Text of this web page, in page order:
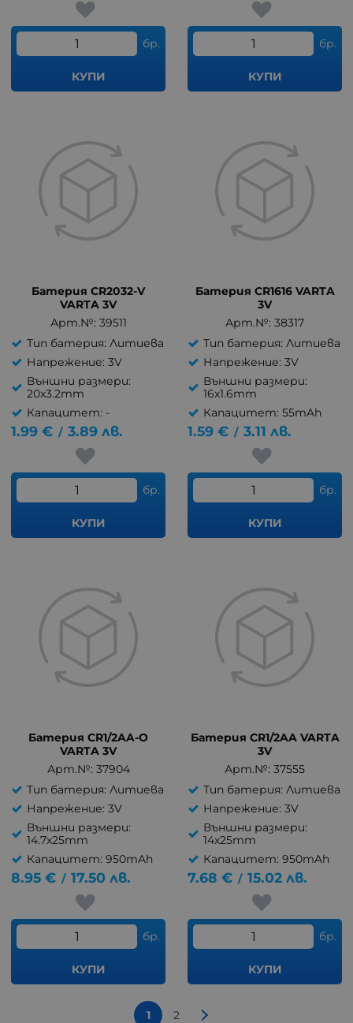
бр.
КУПИ
бр.
КУПИ
Батерия CR2032-V
VARTA 3V
Арт.№: 39511
Тип батерия: Литиева
Напрежение: 3V
Външни размери:
20x3.2mm
Капацитет: -
1.99 € / 3.89 лв.
бр.
КУПИ
Батерия CR1616 VARTA
3V
Арт.№: 38317
Тип батерия: Литиева
Напрежение: 3V
Външни размери:
16x1.6mm
Капацитет: 55mAh
1.59 € / 3.11 лв.
бр.
КУПИ
Батерия CR1/2AA-O
VARTA 3V
Арт.№: 37904
Тип батерия: Литиева
Напрежение: 3V
Външни размери:
14.7x25mm
Капацитет: 950mAh
8.95 € / 17.50 лв.
бр.
КУПИ
Батерия CR1/2AA VARTA
3V
Арт.№: 37555
Тип батерия: Литиева
Напрежение: 3V
Външни размери:
14x25mm
Капацитет: 950mAh
7.68 € / 15.02 лв.
бр.
КУПИ
1 2